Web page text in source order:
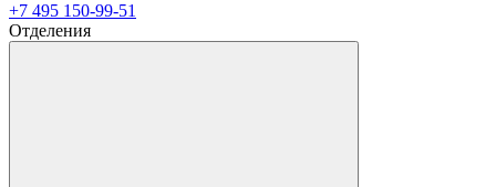
+7 495 150-99-51
Отделения